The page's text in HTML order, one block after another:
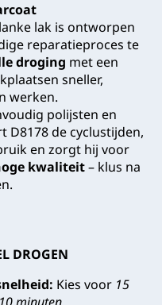
lak is ontworpen
reparatieproces te
droging met een
sneller,
werken.
polijsten en
de cyclustijden,
en zorgt hij voor
kwaliteit– klus na
DROGEN
Kies voor 15